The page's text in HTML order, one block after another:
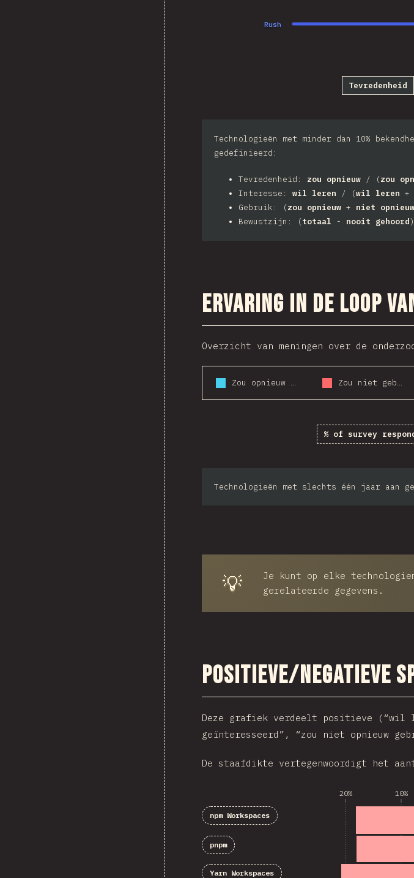
Rush
Tevredenheid
Technologieën met minder dan 10%
gedefinieerd:
Tevredenheid: zou opnieuw / (zou
Interesse: wil leren / (wil leren +
Gebruik: (zou opnieuw + niet
Bewustzijn: (totaal - nooit gehoord
Ervaring in de loop
Overzicht van meningen over de
Zou opnieuw gebruiken Zou niet gebruiken
% of survey
Technologieën met slechts één jaar aan
💡
Je kunt op elke
gerelateerde gegevens.
Positieve/Negatieve
Deze grafiek verdeelt positieve (“wil
geïnteresseerd”, “zou niet opnieuw
De staafdikte vertegenwoordigt het
20% 10%
npm Workspaces
pnpm
Yarn Workspaces